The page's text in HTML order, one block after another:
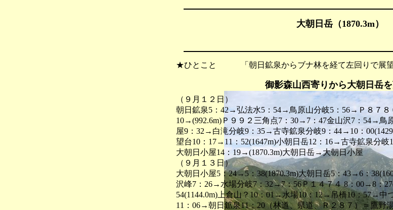
大朝日岳（1870.3m）
★ひとこと 「朝日鉱泉からブナ林を経て左回りで展望
御影森山西寄りから大朝日岳
（９月１２日）
朝日鉱泉5：42→弘法水5：54→鳥原山分岐5：56→Ｐ８７８
10→(992.6m)Ｐ９９２三角点7：30→7：47金山沢7：54→鳥
屋9：32→白滝分岐9：35→古寺鉱泉分岐9：44→10：
望台10：17→11：52(1647m)小朝日岳12：16→古寺鉱泉分
大朝日小屋14：19→(1870.3m)大朝日岳→大朝日小屋
（９月１３日）
大朝日小屋5：24→5：38(1870.3m)大朝日岳5：43→6：
沢峰7：26→水場分岐7：32→7：56Ｐ１４７４ 8：00→8：
54(1144.0m)上倉山？10：01→水場10：12→吊橋10：57→中
11：06→朝日鉱泉11：20（林道、県道、Ｒ２８７）＝鷹野